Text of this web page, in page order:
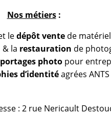
Nos métiers:
ledépôt ventede
& la restauration de
photopour
d’identitéagrées ANTS
: 2 rue Nericault